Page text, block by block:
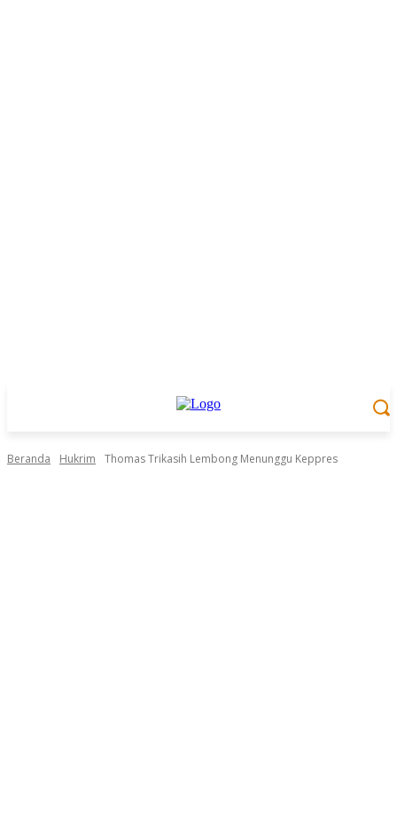
Beranda Hukrim Thomas Trikasih Lembong Menunggu Keppres